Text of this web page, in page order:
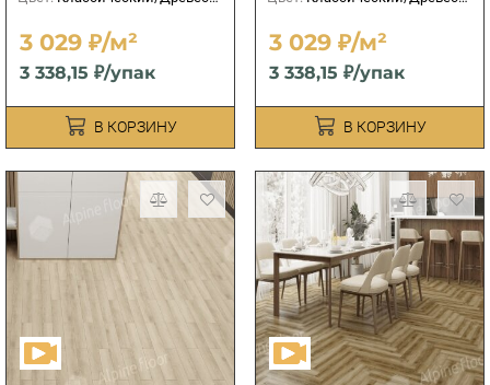
3 029 ₽/м²
3 338,15 ₽/упак
В КОРЗИНУ
3 029 ₽/м²
3 338,15 ₽/упак
В КОРЗИНУ